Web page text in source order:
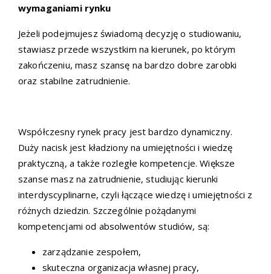
wymaganiami rynku
Jeżeli podejmujesz świadomą decyzję o studiowaniu,
stawiasz przede wszystkim na kierunek, po którym
zakończeniu, masz szansę na bardzo dobre zarobki
oraz stabilne zatrudnienie.
Współczesny rynek pracy jest bardzo dynamiczny.
Duży nacisk jest kładziony na umiejętności i wiedzę
praktyczną, a także rozległe kompetencje. Większe
szanse masz na zatrudnienie, studiując kierunki
interdyscyplinarne, czyli łączące wiedzę i umiejętności z
różnych dziedzin. Szczególnie pożądanymi
kompetencjami od absolwentów studiów, są:
zarządzanie zespołem,
skuteczna organizacja własnej pracy,